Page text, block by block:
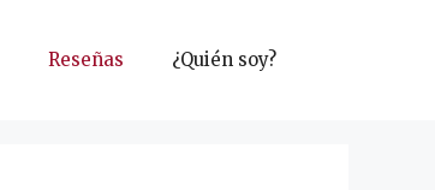
Reseñas ¿Quién soy?